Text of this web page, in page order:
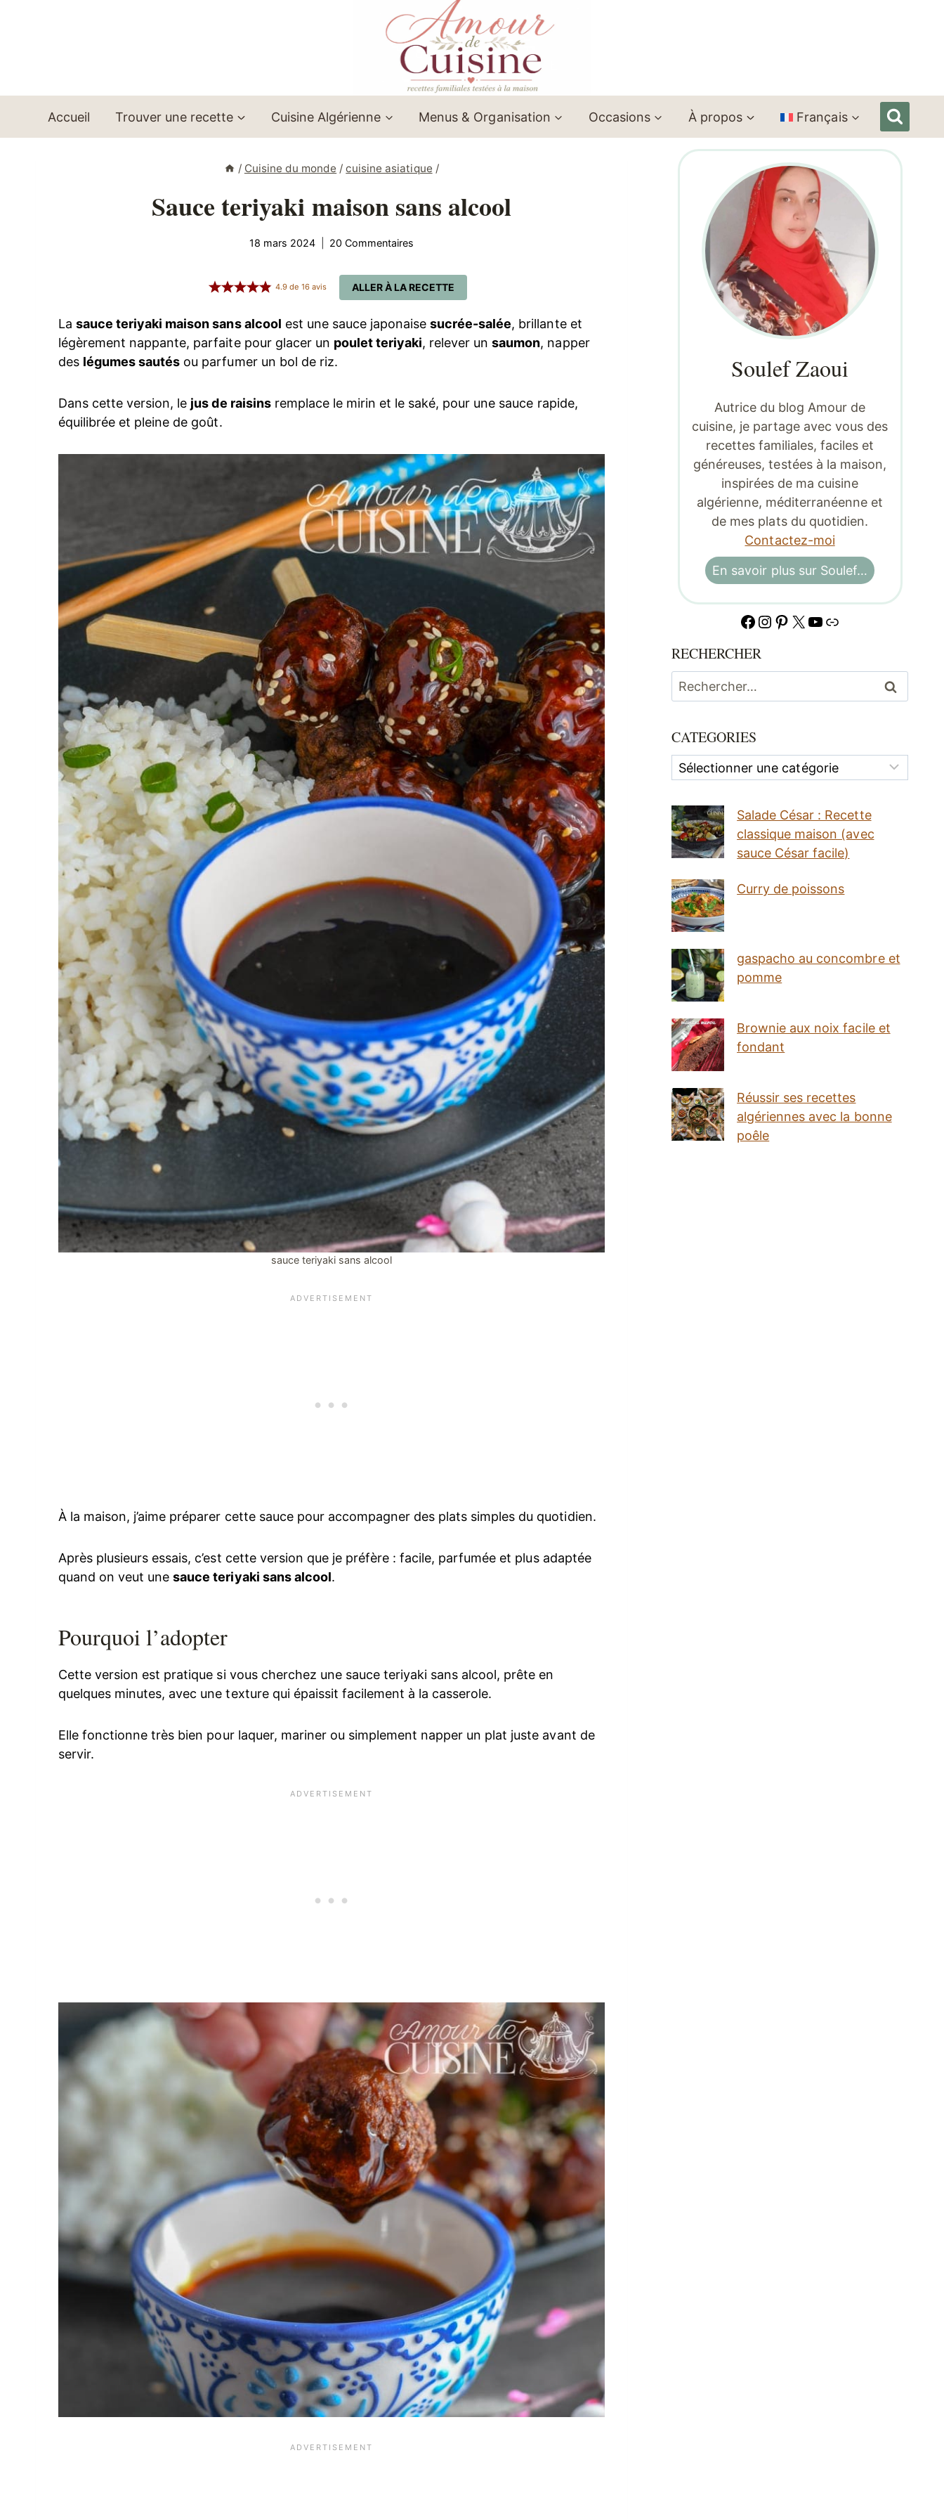
Accueil Trouver une recette Cuisine Algérienne Menus & Organisation Occasions À propos Français
/ Cuisine du monde / cuisine asiatique /
Sauce teriyaki maison sans alcool
18 mars 2024 20 Commentaires
ALLER À LA RECETTE
4.9de 16avis
Lasauce teriyaki maison sans alcool est une sauce japonaisesucrée-salée, brillante et
légèrement nappante, parfaite pour glacer un poulet teriyaki, relever unsaumon, napper
des légumes sautés ou parfumer un bol de riz.
Dans cette version, le jus de raisinsremplace le mirin et le saké, pour une sauce rapide,
équilibrée et pleine de goût.
sauce teriyaki sans alcool
À la maison, j’aime préparer cette sauce pour accompagner des plats simples du quotidien.
Après plusieurs essais, c’est cette version que je préfère : facile, parfumée et plus adaptée
quand on veut unesauce teriyaki sans alcool.
Pourquoi l’adopter
Cette version est pratique si vous cherchez une sauce teriyaki sans alcool, prête en
quelques minutes, avec une texture qui épaissit facilement à la casserole.
Elle fonctionne très bien pour laquer, mariner ou simplement napper un plat juste avant de
servir.
Soulef Zaoui
Autrice du blog Amour de
cuisine, je partage avec vous des
recettes familiales, faciles et
généreuses, testées à la maison,
inspirées de ma cuisine
algérienne, méditerranéenne et
de mes plats du quotidien.
Contactez-moi
En savoir plus sur Soulef…
Facebook
Instagram
Pinterest
X YouTube
Lien
RECHERCHER
Rechercher :
CATEGORIES
Categories
Salade César : Recette
classique maison (avec
sauce César facile)
Curry de poissons
gaspacho au concombre et
pomme
Brownie aux noix facile et
fondant
Réussir ses recettes
algériennes avec la bonne
poêle